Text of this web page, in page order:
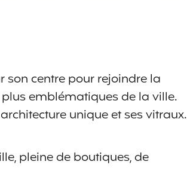
son centre pour rejoindre la
emblématiques de la ville.
unique et ses vitraux.
pleine de boutiques, de